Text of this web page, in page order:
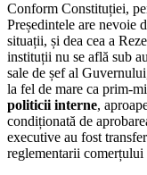
Conform Constituției,
Președintele are nevoie
situații, și dea cea a
instituții nu se află sub
sale de șef al
la fel de mare ca prim-
politicii interne,
condiționată de
executive au fost
reglementarii comerțului